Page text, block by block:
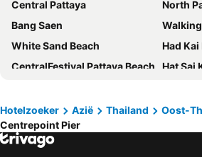
KaiBaeBeach GrandView
White
Sol Beach Koh Chang
Beach Jungle
Oasis
Koh Chang Paradise Hill
Saffron
Mai Pen Rai Guesthouse
Alina
The Gallery @ Koh Chang
White
Ban
Central Pattaya
North
Bang Saen
White Sand Beach
Had Kai
CentralFestival Pattaya Beach
Hat Sai
Chao Lao Beach
Bang
Pattaya Floating Market
Mae Ram Phueng Beach
Hotelzoeker Azië Thailand Oost-
Centrepoint Pier